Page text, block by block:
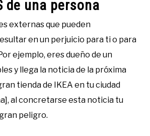
de una persona
externas que pueden
en un perjuicio para ti o para
ejemplo, eres dueño de un
y llega la noticia de la próxima
tienda de IKEA en tu ciudad
al concretarse esta noticia tu
peligro.